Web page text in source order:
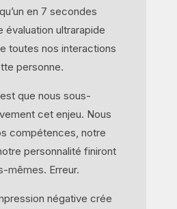
en 7 secondes
évaluation ultrarapide
toutes nos interactions
personne.
que nous sous-
cet enjeu. Nous
compétences, notre
personnalité finiront
mêmes. Erreur.
négative crée